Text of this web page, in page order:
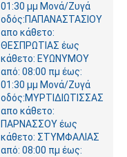
01:30 μμ Μονά/Ζυγά
οδός:ΠΑΠΑΝΑΣΤΑΣΙΟΥ
απο κάθετο:
ΘΕΣΠΡΩΤΙΑΣ έως
κάθετο: ΕΥΩΝΥΜΟΥ
από: 08:00 πμ έως:
01:30 μμ Μονά/Ζυγά
οδός:ΜΥΡΤΙΔΙΩΤΙΣΣΑΣ
απο κάθετο:
ΠΑΡΝΑΣΣΟΥ έως
κάθετο: ΣΤΥΜΦΑΛΙΑΣ
από: 08:00 πμ έως: